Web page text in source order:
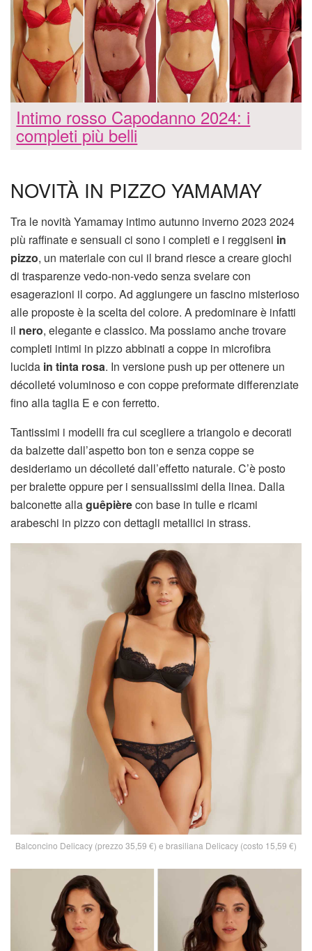
Intimo rosso Capodanno 2024: i
completi più belli
NOVITÀ IN PIZZO YAMAMAY
Tra le novità Yamamay intimo autunno inverno 2023 2024
più raffinate e sensuali ci sono i completi e i reggiseni in
pizzo, un materiale con cui il brand riesce a creare giochi
di trasparenze vedo-non-vedo senza svelare con
esagerazioni il corpo. Ad aggiungere un fascino misterioso
alle proposte è la scelta del colore. A predominare è infatti
il nero, elegante e classico. Ma possiamo anche trovare
completi intimi in pizzo abbinati a coppe in microfibra
lucida in tinta rosa. In versione push up per ottenere un
décolleté voluminoso e con coppe preformate differenziate
fino alla taglia E e con ferretto.
Tantissimi i modelli fra cui scegliere a triangolo e decorati
da balzette dall’aspetto bon ton e senza coppe se
desideriamo un décolleté dall’effetto naturale. C’è posto
per bralette oppure per i sensualissimi della linea. Dalla
balconette allaguêpièrecon base in tulle e ricami
arabeschi in pizzo con dettagli metallici in strass.
Balconcino Delicacy (prezzo 35,59 €) e brasiliana Delicacy (costo 15,59 €)